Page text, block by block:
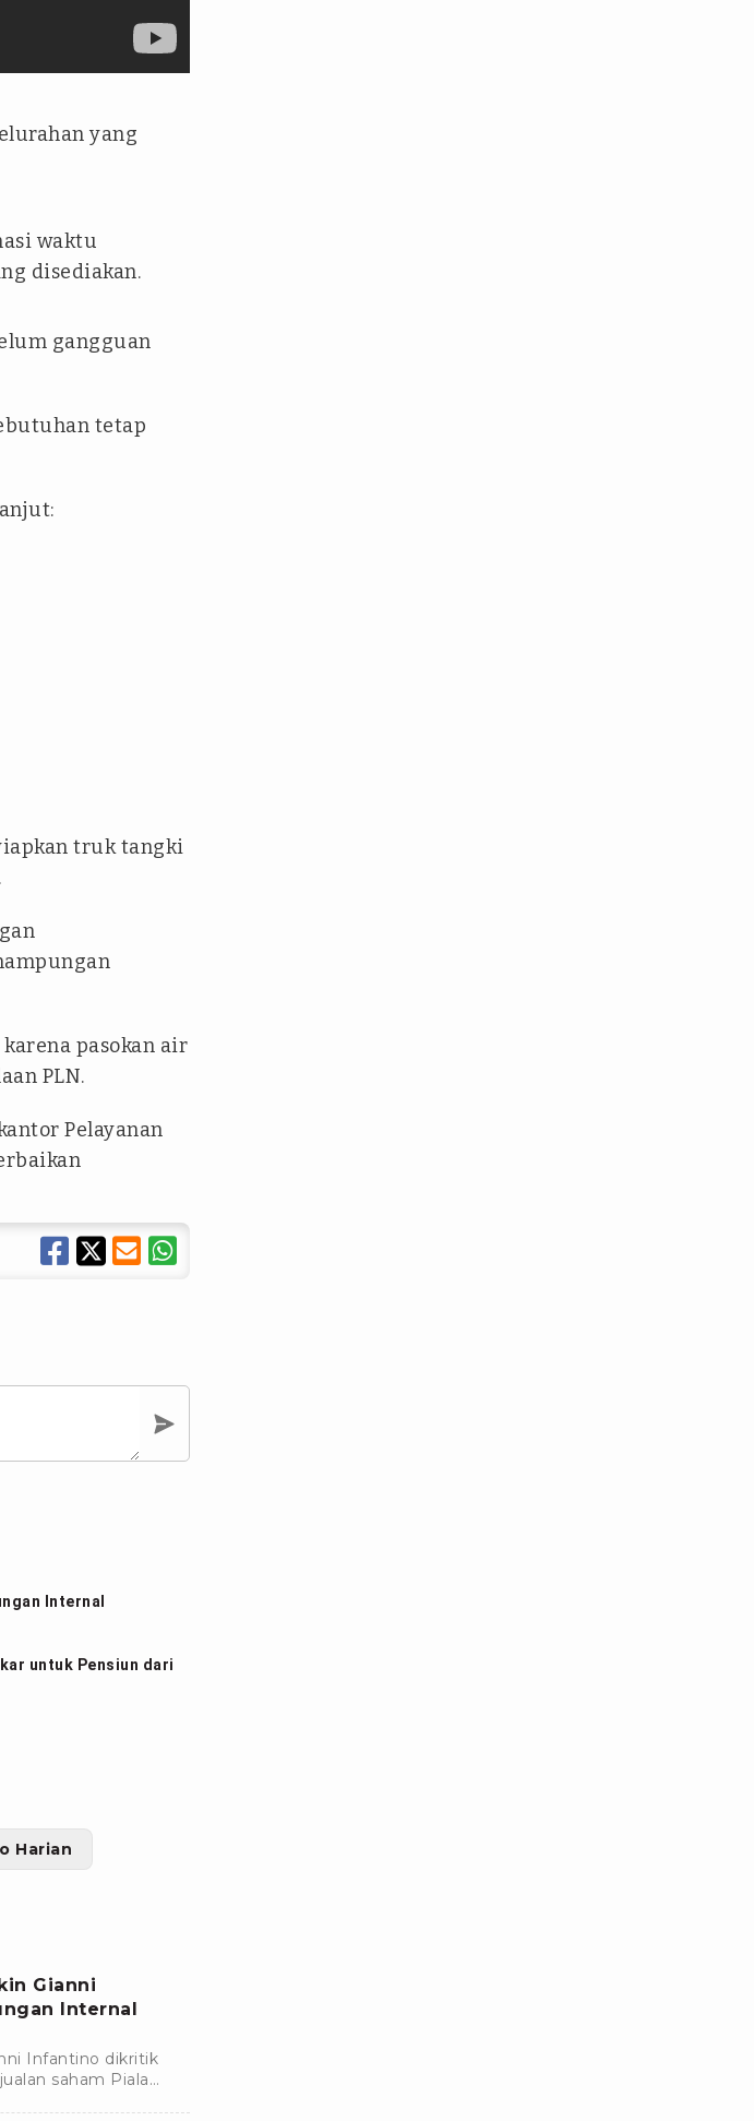
yang
waktu
disediakan.
gangguan
tetap
truk tangki
pasokan air
PLN.
Pelayanan
Internal
untuk Pensiun dari
Harian
Gianni
Internal
Infantino dikritik
saham Piala